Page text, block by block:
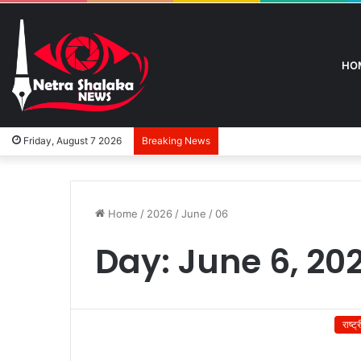
Friday, August 7 2026 Breaking News
Home / 2026 /June /06
Day: June 6,